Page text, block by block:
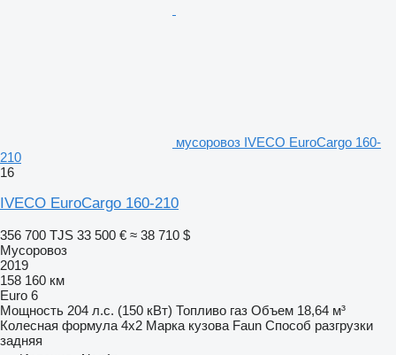
мусоровоз IVECO EuroCargo 160-
210
16
IVECO EuroCargo 160-210
356 700 TJS 33 500 € ≈ 38 710 $
Мусоровоз
2019
158 160 км
Euro 6
Мощность 204 л.с. (150 кВт) Топливо газ Объем 18,64 м³
Колесная формула 4x2 Марка кузова Faun Способ разгрузки
задняя